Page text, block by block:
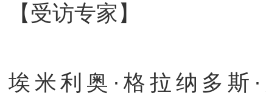
【受访专家】
埃米利奥·格拉纳多斯